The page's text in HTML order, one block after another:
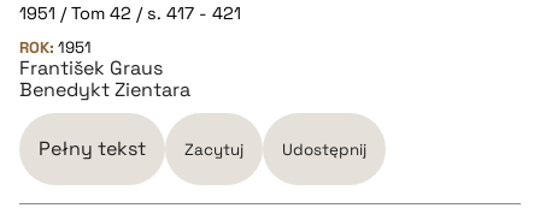
pobierz cytat
BIBTEX
pobierz cytat
1951 / Tom 42 / s. 417 - 421
ROK: 1951
František Graus
Benedykt Zientara
Pełny tekst Zacytuj Udostępnij